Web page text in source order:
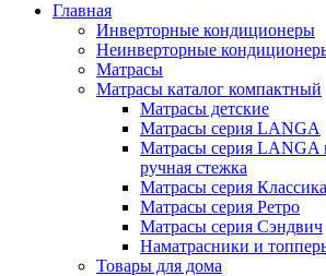
Главная
Инверторные кондиционеры
Неинверторные
Матрасы
Матрасы каталог компактный
Матрасы детские
Матрасы серия LANGA
Матрасы серия LANGA
ручная стежка
Матрасы серия
Матрасы серия Ретро
Матрасы серия Сэндвич
Наматрасники и
Товары для дома